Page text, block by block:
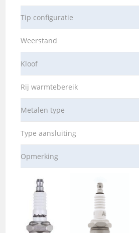
Tip configuratie
Weerstand
Kloof
Rij warmtebereik
Metalen type
Type aansluiting
Opmerking